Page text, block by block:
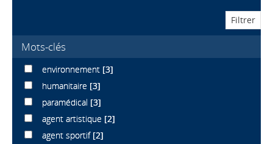
Mots-clés
environnement [3]
humanitaire [3]
paramédical [3]
agent artistique [2]
agent sportif [2]